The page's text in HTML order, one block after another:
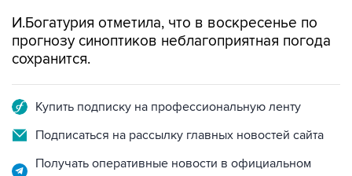
сохранится.
Подписаться на рассылку главных новостей сайта
Получать оперативные новости в официальном